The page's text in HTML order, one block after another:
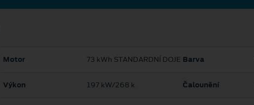
Motor 73 kWh STANDARDNÍ DOJEZD
Výkon 197 kW/268 k
Barva
Čalounění